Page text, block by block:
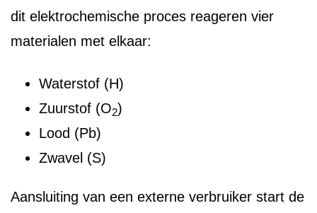
dit elektrochemische proces reageren vier
materialen met elkaar:
Waterstof (H)
Zuurstof (O2)
Lood (Pb)
Zwavel (S)
Aansluiting van een externe verbruiker start de